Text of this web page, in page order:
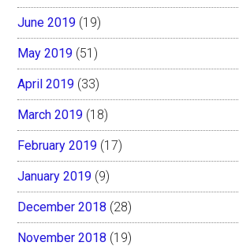
June 2019 (19)
May 2019 (51)
April 2019 (33)
March 2019 (18)
February 2019 (17)
January 2019 (9)
December 2018 (28)
November 2018 (19)